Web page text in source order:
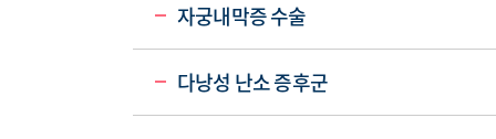
자궁내막증 수술
다낭성 난소 증후군